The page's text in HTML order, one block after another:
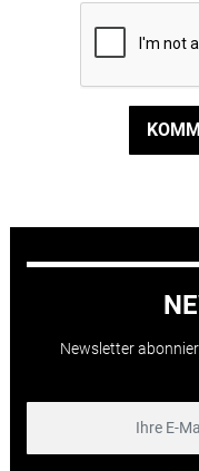
Newsletter